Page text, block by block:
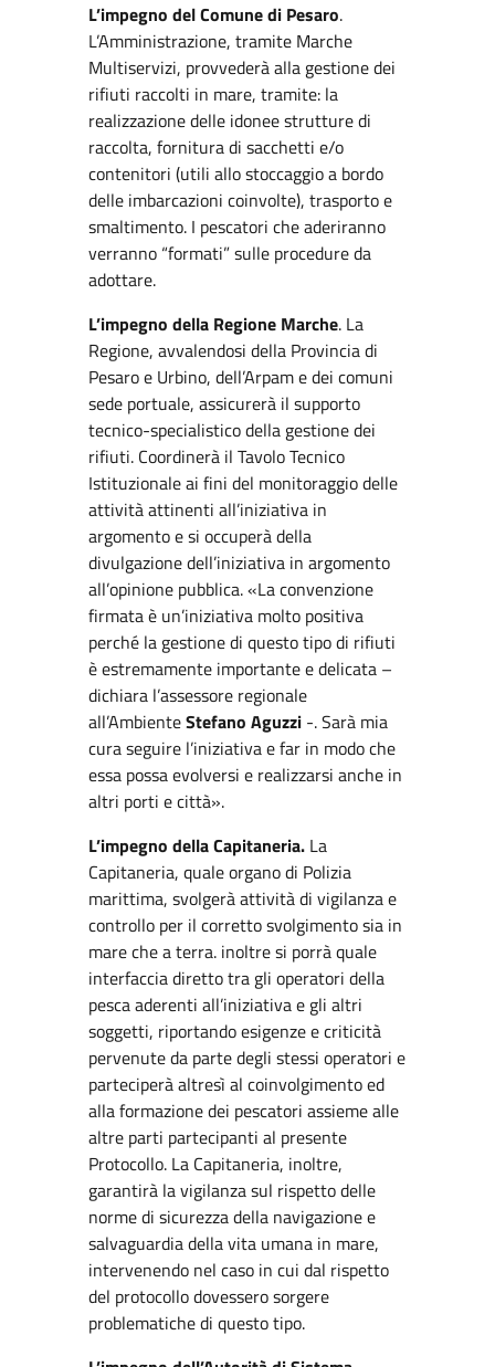
L’impegno del Comune di Pesaro.
L’Amministrazione, tramite Marche
Multiservizi, provvederà alla gestione dei
rifiuti raccolti in mare, tramite: la
realizzazione delle idonee strutture di
raccolta, fornitura di sacchetti e/o
contenitori (utili allo stoccaggio a bordo
delle imbarcazioni coinvolte), trasporto e
smaltimento. I pescatori che aderiranno
verranno “formati” sulle procedure da
adottare.
L’impegno della Regione Marche. La
Regione, avvalendosi della Provincia di
Pesaro e Urbino, dell’Arpam e dei comuni
sede portuale, assicurerà il supporto
tecnico-specialistico della gestione dei
rifiuti. Coordinerà il Tavolo Tecnico
Istituzionale ai fini del monitoraggio delle
attività attinenti all’iniziativa in
argomento e si occuperà della
divulgazione dell’iniziativa in argomento
all’opinione pubblica. «La convenzione
firmata è un’iniziativa molto positiva
perché la gestione di questo tipo di rifiuti
è estremamente importante e delicata –
dichiara l’assessore regionale
all’AmbienteStefano Aguzzi -. Sarà mia
cura seguire l’iniziativa e far in modo che
essa possa evolversi e realizzarsi anche in
altri porti e città».
L’impegno della Capitaneria. La
Capitaneria, quale organo di Polizia
marittima, svolgerà attività di vigilanza e
controllo per il corretto svolgimento sia in
mare che a terra. inoltre si porrà quale
interfaccia diretto tra gli operatori della
pesca aderenti all’iniziativa e gli altri
soggetti, riportando esigenze e criticità
pervenute da parte degli stessi operatori e
parteciperà altresì al coinvolgimento ed
alla formazione dei pescatori assieme alle
altre parti partecipanti al presente
Protocollo. La Capitaneria, inoltre,
garantirà la vigilanza sul rispetto delle
norme di sicurezza della navigazione e
salvaguardia della vita umana in mare,
intervenendo nel caso in cui dal rispetto
del protocollo dovessero sorgere
problematiche di questo tipo.